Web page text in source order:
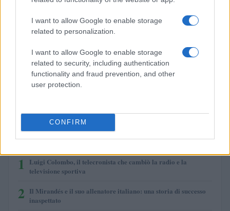
I want to allow Google to enable storage
related to personalization.
I want to allow Google to enable storage
related to security, including authentication
functionality and fraud prevention, and other
user protection.
CONFIRM
Evento sportivo e culturale a Calcio: programma e dettagli
PIÙ LETTI
1
Luigi Colombo, il telecronista che cambiò la radio e la
televisione sportiva
2 Il Mirandés e il suo allenatore italiano: una storia di successo
inaspettato